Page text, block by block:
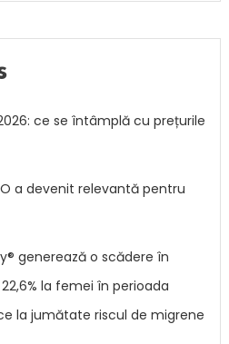
ce se întâmplă cu prețurile
a devenit relevantă pentru
generează o scădere în
la femei în perioada
la jumătate riscul de migrene